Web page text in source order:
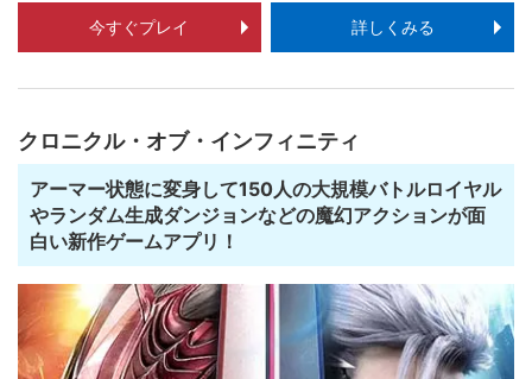
今すぐプレイ 詳しくみる
クロニクル・オブ・インフィニティ
アーマー状態に変身して150人の大規模バトルロイヤル
やランダム生成ダンジョンなどの魔幻アクションが面
白い新作ゲームアプリ！